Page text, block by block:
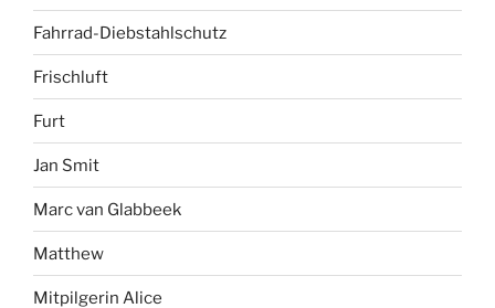
Fahrrad-Diebstahlschutz
Frischluft
Furt
Jan Smit
Marc van Glabbeek
Matthew
Mitpilgerin Alice